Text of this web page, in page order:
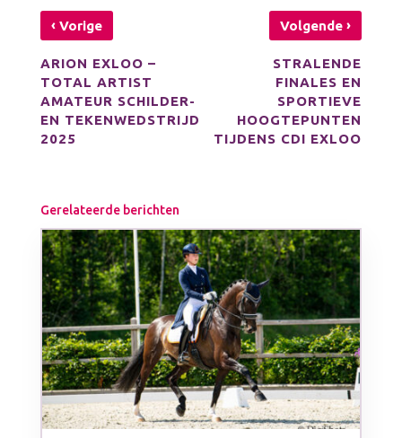
‹Vorige
ARION EXLOO –
TOTAL ARTIST
AMATEUR SCHILDER-
EN TEKENWEDSTRIJD
2025
Volgende›
STRALENDE
FINALES EN
SPORTIEVE
HOOGTEPUNTEN
TIJDENS CDI EXLOO
Gerelateerde berichten